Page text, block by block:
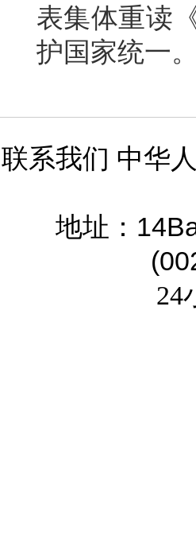
表集体重读
护国家统一。
联系我们 中华
地址：
24